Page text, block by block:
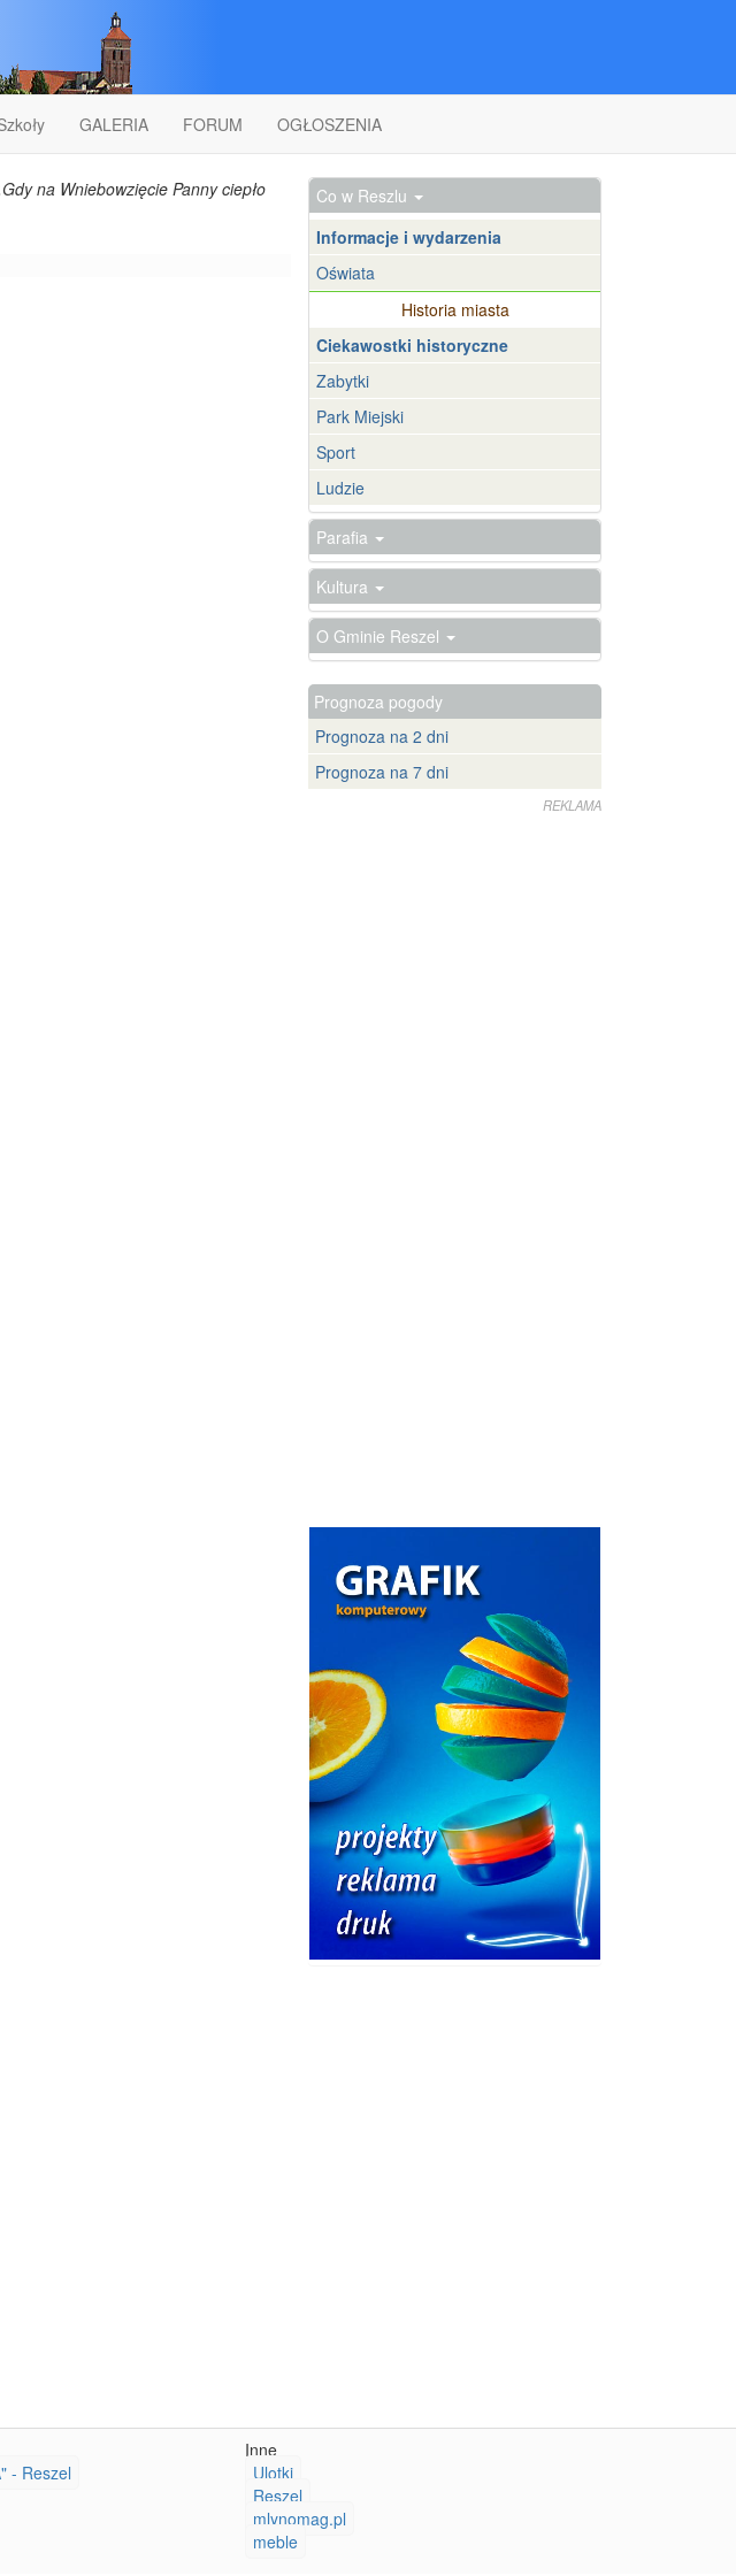
GALERIA FORUM OGŁOSZENIA
na Wniebowzięcie Panny ciepło
Co w Reszlu
Informacje i wydarzenia
Oświata
Historia miasta
Ciekawostki historyczne
Zabytki
Park Miejski
Sport
Ludzie
Parafia
Kultura
O Gminie Reszel
Prognoza pogody
Prognoza na 2 dni
Prognoza na 7 dni
REKLAMA
- Reszel
Inne
Ulotki
Reszel
mlynomag.pl
meble